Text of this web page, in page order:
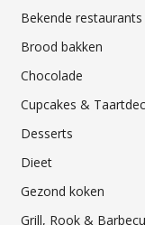
Bekende restaurants
Brood bakken
Chocolade
Cupcakes &
Desserts
Dieet
Gezond koken
Grill, Rook &